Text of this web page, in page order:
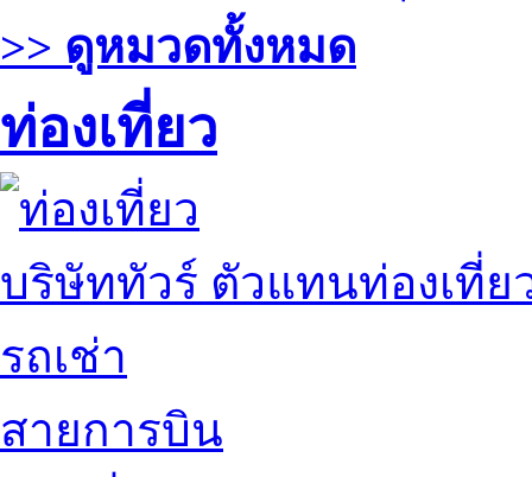
>> ดูหมวดทั้งหมด
ท่องเที่ยว
บริษัททัวร์ ตัวแทนท่องเที่ย
รถเช่า
สายการบิน